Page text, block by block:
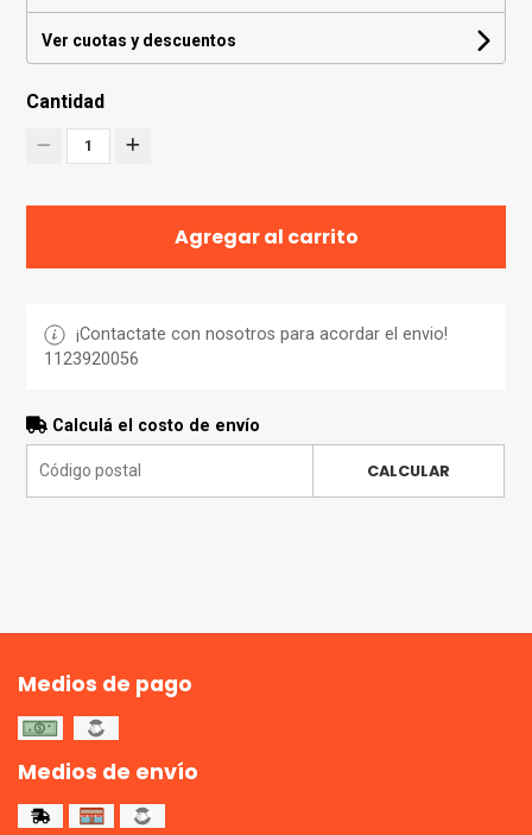
Ver cuotas y descuentos
Cantidad
1
Agregar al carrito
¡Contactate con nosotros para acordar el envio!
1123920056
Calculá el costo de envío
CALCULAR
Medios de pago
Medios de envío